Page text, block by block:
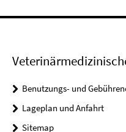
Benutzungs- und
Lageplan und Anfahrt
Sitemap